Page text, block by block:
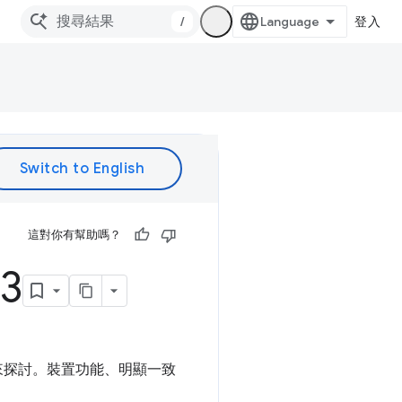
/ 登入
這對你有幫助嗎？
討。裝置功能、明顯一致